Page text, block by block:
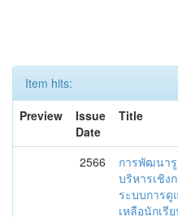
Item hits:
Preview
Issue
Date
Title
2566
การพัฒนา
บริหารเชิง
ระบบการดู
เหลือนักเรี